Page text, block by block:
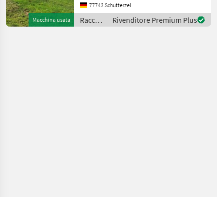
Macchina usata
17804) AutoContour
Schneidwerksregelung,
Beleuchtung für klappbare
77743 Schutterzell
Raccolto
agricolo
Rivenditore Premium Plus